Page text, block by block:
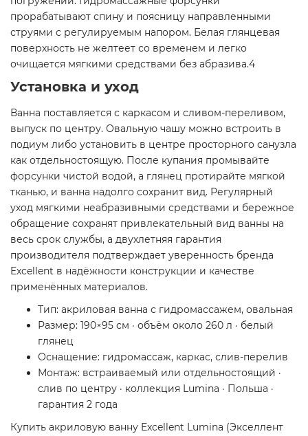
прорабатывают спину и поясницу направленными
струями с регулируемым напором. Белая глянцевая
поверхность не желтеет со временем и легко
очищается мягкими средствами без абразива.4
Установка и уход
Ванна поставляется с каркасом и сливом-переливом,
выпуск по центру. Овальную чашу можно встроить в
подиум либо установить в центре просторного санузла
как отдельностоящую. После купания промывайте
форсунки чистой водой, а глянец протирайте мягкой
тканью, и ванна надолго сохранит вид. Регулярный
уход мягкими неабразивными средствами и бережное
обращение сохранят привлекательный вид ванны на
весь срок службы, а двухлетняя гарантия
производителя подтверждает уверенность бренда
Excellent в надёжности конструкции и качестве
применённых материалов.
Тип: акриловая ванна с гидромассажем, овальная
Размер: 190×95 см · объём около 260 л · белый
глянец
Оснащение: гидромассаж, каркас, слив-перелив
Монтаж: встраиваемый или отдельностоящий ·
слив по центру · коллекция Lumina · Польша ·
гарантия 2 года
Купить акриловую ванну Excellent Lumina (Экселлент